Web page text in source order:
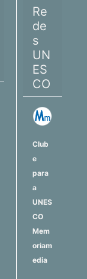
Re
de
s
UN
ES
CO
Club
e
para
a
UNES
CO
Mem
oriam
edia